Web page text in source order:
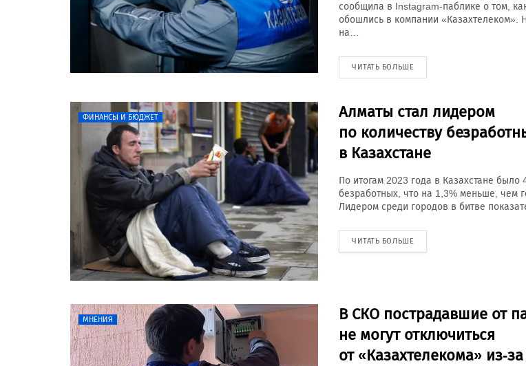
сообщила в Instagram-паблике о том,
обошлись в компании «Казахтелеком».
на…
ЧИТАТЬ БОЛЬШЕ
ФИНАНСЫ И БЮДЖЕТ
Алматы стал лидером
по количеству
в Казахстане
По итогам 2023 года в Казахстане было
безработных, что на 1,3% меньше, чем
Лидером среди городов в битве
ЧИТАТЬ БОЛЬШЕ
МНЕНИЯ
В СКО пострадавшие от
не могут отключиться
от «Казахтелекома» из-